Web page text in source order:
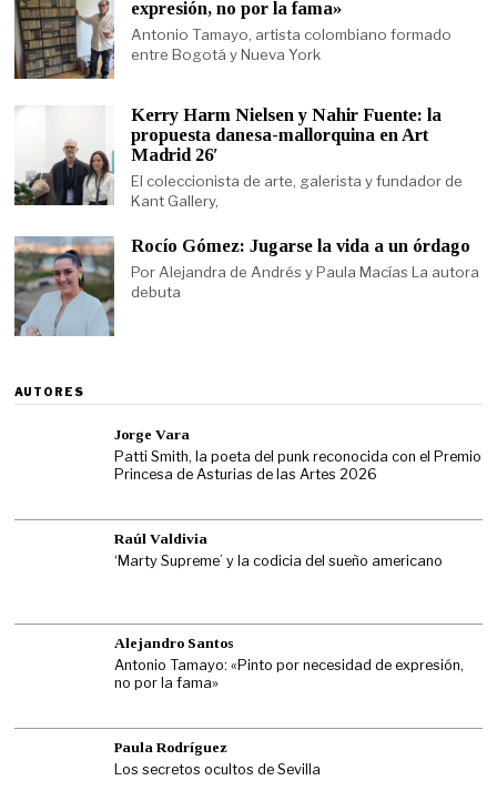
expresión, no por la fama»
Antonio Tamayo, artista colombiano formado
entre Bogotá y Nueva York
Kerry Harm Nielsen y Nahir Fuente: la
propuesta danesa-mallorquina en Art
Madrid 26′
El coleccionista de arte, galerista y fundador de
Kant Gallery,
Rocío Gómez: Jugarse la vida a un órdago
Por Alejandra de Andrés y Paula Macías La autora
debuta
AUTORES
Jorge Vara
Patti Smith, la poeta del punk reconocida con el Premio
Princesa de Asturias de las Artes 2026
Raúl Valdivia
‘Marty Supreme’ y la codicia del sueño americano
Alejandro Santos
Antonio Tamayo: «Pinto por necesidad de expresión,
no por la fama»
Paula Rodríguez
Los secretos ocultos de Sevilla